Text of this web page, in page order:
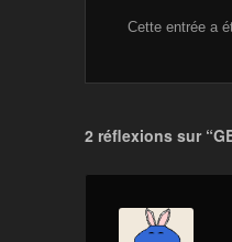
c
e
o
o
k
tt
Cette entrée a
2 réflexions sur